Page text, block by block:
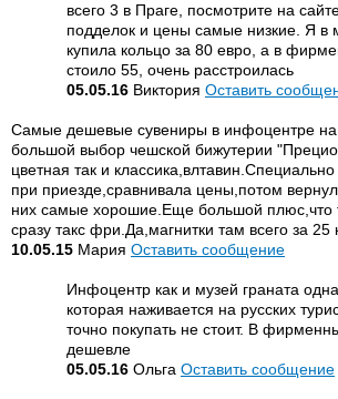
всего 3 в Праге, посмотрите на
подделок и цены самые низкие. Я в
купила кольцо за 80 евро, а в
стоило 55, очень расстроилась
05.05.16 Виктория Оставить
Самые дешевые сувениры в инфоцентре
большой выбор чешской бижутерии
цветная так и
при приезде,сравнивала цены,потом
них самые хорошие.Еще большой плюс,что
сразу такс фри.Да,магнитки там всего за 25
10.05.15 Мария Оставить сообщение
Инфоцентр как и музей граната
которая наживается на русских
точно покупать не стоит. В
дешевле
05.05.16 Ольга Оставить сообщение